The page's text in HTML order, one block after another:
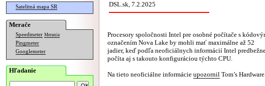
Satelitná mapa SR
Merače
Speedmeter Merania
Pingmeter
Googlemeter
Hľadanie
DSL.sk, 7.2.2025
Procesory spoločnosti Intel pre osobné počítače s
označením Nova Lake by mohli mať maximálne až 52
jadier, keď podľa neoficiálnych informácií Intel
počíta aj s takouto konfiguráciou týchto CPU.
Na tieto neoficiálne informácie upozornil Tom’s